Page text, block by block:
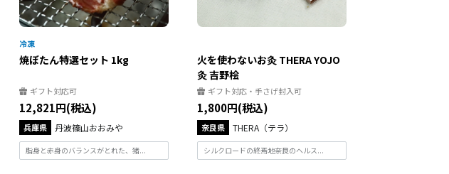
焼ぼたん特選セット 1kg
ギフト対応可
12,821円(税込)
兵庫県 丹波篠山おおみや
脂身と赤身のバランスがとれた、猪...
火を使わないお灸 THERA YOJO
灸 吉野桧
ギフト対応・手さげ封入可
1,800円(税込)
奈良県 THERA（テラ）
シルクロードの終焉地奈良のヘルス...